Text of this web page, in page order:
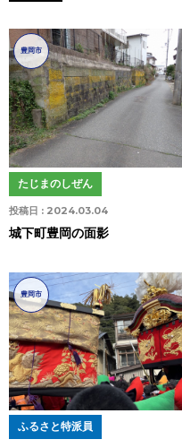
豊岡市
投稿日 : 2024.03.04
たじまのしぜん
城下町豊岡の面影
豊岡市
ふるさと特派員